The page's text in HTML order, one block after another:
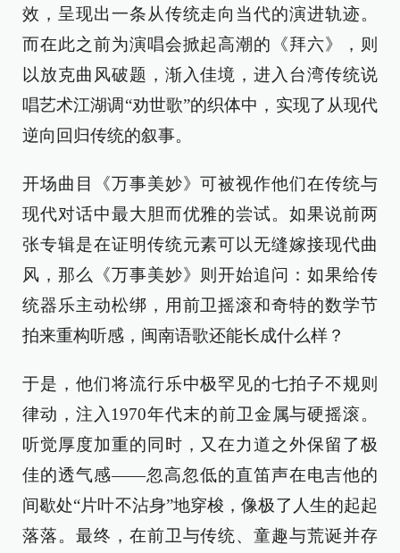
效，呈现出一条从传统走向当代的演进轨迹。
而在此之前为演唱会掀起高潮的《拜六》，则
以放克曲风破题，渐入佳境，进入台湾传统说
唱艺术江湖调“劝世歌”的织体中，实现了从现代
逆向回归传统的叙事。
开场曲目《万事美妙》可被视作他们在传统与
现代对话中最大胆而优雅的尝试。如果说前两
张专辑是在证明传统元素可以无缝嫁接现代曲
风，那么《万事美妙》则开始追问：如果给传
统器乐主动松绑，用前卫摇滚和奇特的数学节
拍来重构听感，闽南语歌还能长成什么样？
于是，他们将流行乐中极罕见的七拍子不规则
律动，注入1970年代末的前卫金属与硬摇滚。
听觉厚度加重的同时，又在力道之外保留了极
佳的透气感——忽高忽低的直笛声在电吉他的
间歇处“片叶不沾身”地穿梭，像极了人生的起起
落落。最终，在前卫与传统、童趣与荒诞并存